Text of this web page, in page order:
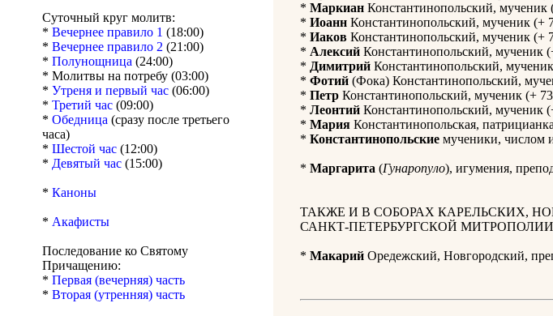
Суточный круг молитв:
* Вечернее правило 1 (18:00)
* Вечернее правило 2 (21:00)
* Полунощница (24:00)
* Молитвы на потребу (03:00)
* Утреня и первый час (06:00)
* Третий час (09:00)
* Обедница (сразу после третьего
часа)
* Шестой час (12:00)
* Девятый час (15:00)
* Каноны
* Акафисты
Последование ко Святому
Причащению:
* Первая (вечерняя) часть
* Вторая (утренняя) часть
* Маркиан Константинопольский, мученик
* Иоанн Константинопольский, мученик (+
* Иаков Константинопольский, мученик (+
* Алексий Константинопольский, мученик
* Димитрий Константинопольский,
* Фотий (Фока) Константинопольский,
* Петр Константинопольский, мученик (+
* Леонтий Константинопольский, мученик
* Мария Константинопольская,
* Константинопольские мученики, числом
* Маргарита (Гунаропуло), игумения,
ТАКЖЕ И В СОБОРАХ КАРЕЛЬСКИХ,
САНКТ-ПЕТЕРБУРГСКОЙ
* Макарий Оредежский, Новгородский,